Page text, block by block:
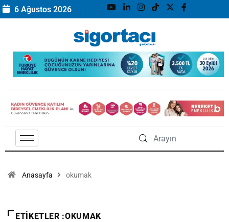
6 Ağustos 2026
Anasayfa okumak
ETIKETLER :OKUMAK